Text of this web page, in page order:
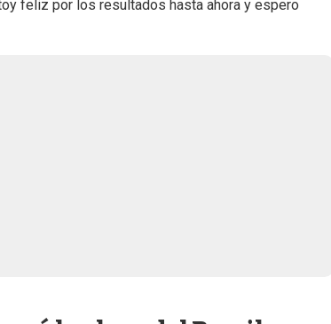
feliz por los resultados hasta ahora y espero